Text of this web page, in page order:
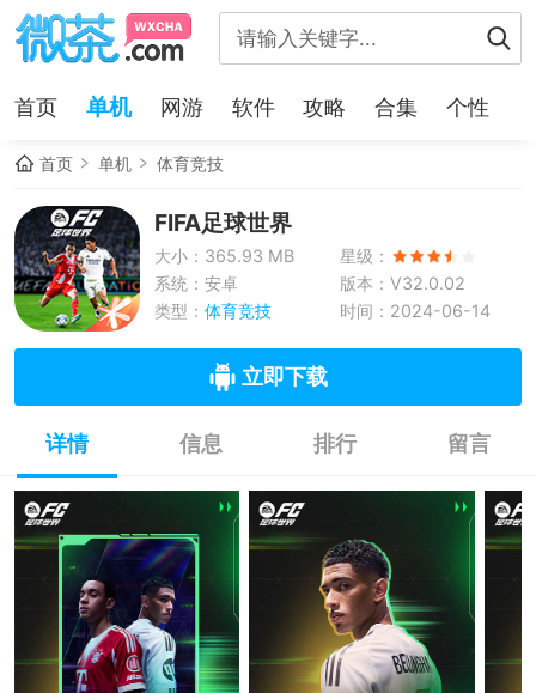
首页 单机 网游 软件 攻略 合集 个性
首页 单机 体育竞技
FIFA足球世界
大小：365.93 MB
星级：
系统：安卓
版本：V32.0.02
类型： 体育竞技 时间：2024-06-14
立即下载
详情 信息 排行 留言